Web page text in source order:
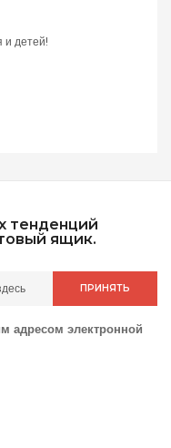
и детей!
тенденций
ящик.
ПРИНЯТЬ
адресом электронной